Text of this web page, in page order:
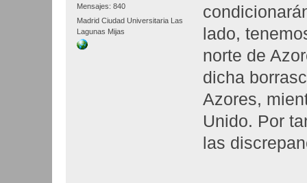
Mensajes: 840
Madrid Ciudad Universitaria Las
Lagunas Mijas
lado,
norte de
dicha
Azores,
Unido. Por
las